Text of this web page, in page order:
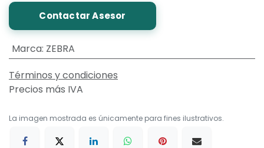
Contactar Asesor
Marca: ZEBRA
Términos y condiciones
Precios más IVA
La imagen mostrada es únicamente para fines ilustrativos.